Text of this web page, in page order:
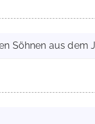
Söhnen aus dem